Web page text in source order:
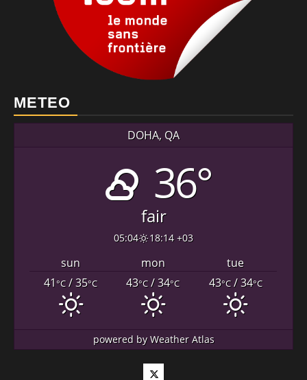
METEO
DOHA, QA
36°
fair
05:04 18:14 +03
sun mon
tue
41°C/ 35°C 43°C/ 34°C 43°C/ 34°C
powered byWeather Atlas
Twitter